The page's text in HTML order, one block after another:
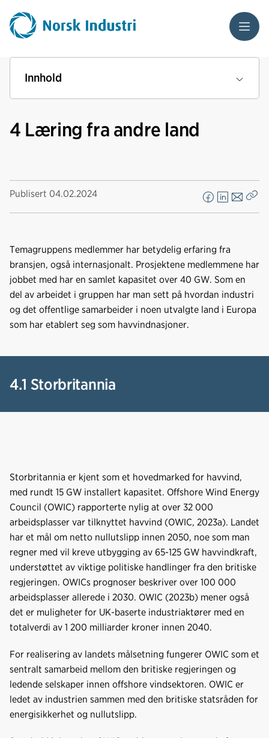
Meny
Innhold
4 Læring fra andre land
Publisert 04.02.2024
F
a
e
b
o
k
L
i
k
e
d
n
E
-
s
t
Temagruppens medlemmer har betydelig erfaring fra
bransjen, også internasjonalt. Prosjektene medlemmene har
jobbet med har en samlet kapasitet over 40 GW. Som en
del av arbeidet i gruppen har man sett på hvordan industri
og det offentlige samarbeider i noen utvalgte land i Europa
som har etablert seg som havvindnasjoner.
4.1 Storbritannia
Storbritannia er kjent som et hovedmarked for havvind,
med rundt 15 GW installert kapasitet. Offshore Wind Energy
Council (OWIC) rapporterte nylig at over 32 000
arbeidsplasser var tilknyttet havvind (OWIC, 2023a). Landet
har et mål om netto nullutslipp innen 2050, noe som man
regner med vil kreve utbygging av 65-125 GW havvindkraft,
understøttet av viktige politiske handlinger fra den britiske
regjeringen. OWICs prognoser beskriver over 100 000
arbeidsplasser allerede i 2030. OWIC (2023b) mener også
det er muligheter for UK-baserte industriaktører med en
totalverdi av 1 200 milliarder kroner innen 2040.
For realisering av landets målsetning fungerer OWIC som et
sentralt samarbeid mellom den britiske regjeringen og
ledende selskaper innen offshore vindsektoren. OWIC er
ledet av industrien sammen med den britiske statsråden for
energisikkerhet og nullutslipp.